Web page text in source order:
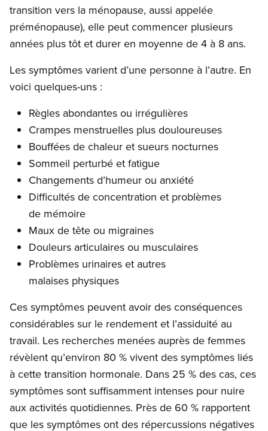
transition vers la ménopause, aussi appelée
préménopause), elle peut commencer plusieurs
années plus tôt et durer en moyenne de 4 à 8 ans.
Les symptômes varient d’une personne à l’autre. En
voici quelques-uns :
Règles abondantes ou irrégulières
Crampes menstruelles plus douloureuses
Bouffées de chaleur et sueurs nocturnes
Sommeil perturbé et fatigue
Changements d’humeur ou anxiété
Difficultés de concentration et problèmes
de mémoire
Maux de tête ou migraines
Douleurs articulaires ou musculaires
Problèmes urinaires et autres
malaises physiques
Ces symptômes peuvent avoir des conséquences
considérables sur le rendement et l’assiduité au
travail. Les recherches menées auprès de femmes
révèlent qu’environ 80 % vivent des symptômes liés
à cette transition hormonale. Dans 25 % des cas, ces
symptômes sont suffisamment intenses pour nuire
aux activités quotidiennes. Près de 60 % rapportent
que les symptômes ont des répercussions négatives